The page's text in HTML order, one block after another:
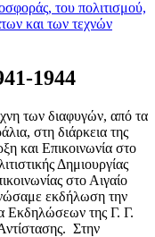
του πολιτισμού,
και των τεχνών
1944
των διαφυγών, από τα
στη διάρκεια της
και Επικοινωνία στο
Δημιουργίας
στο Αιγαίο
εκδήλωση την
Εκδηλώσεων της Γ. Γ.
Στην